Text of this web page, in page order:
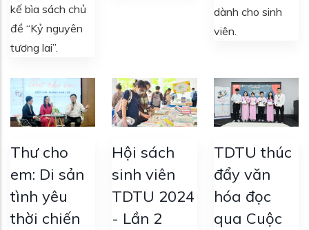
kế bìa sách chủ
đề “Kỷ nguyên
tương lai”.
dành cho sinh
viên.
Thư cho
em: Di sản
tình yêu
thời chiến
Hội sách
sinh viên
TDTU 2024
- Lần 2
TDTU thúc
đẩy văn
hóa đọc
qua Cuộc